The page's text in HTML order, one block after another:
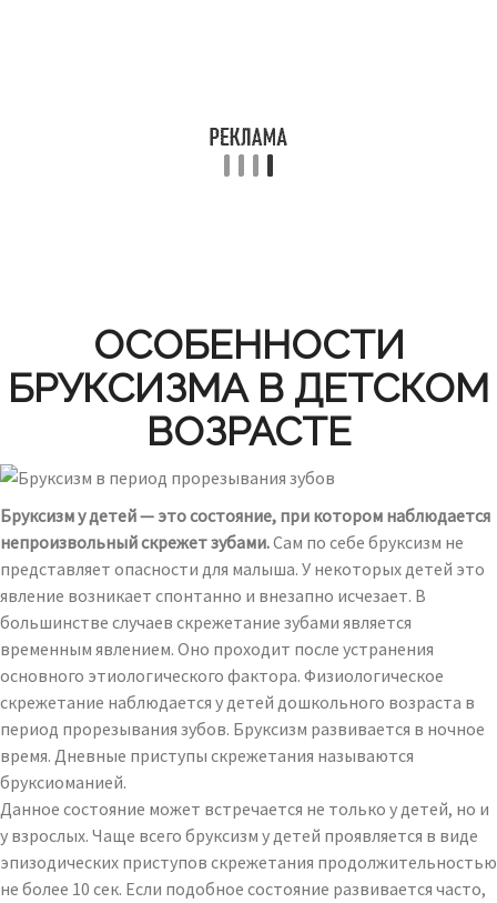
ОСОБЕННОСТИ
БРУКСИЗМА В ДЕТСКОМ
ВОЗРАСТЕ
Бруксизм у детей — это состояние, при котором наблюдается
непроизвольный скрежет зубами.Сам по себе бруксизм не
представляет опасности для малыша. У некоторых детей это
явление возникает спонтанно и внезапно исчезает. В
большинстве случаев скрежетание зубами является
временным явлением. Оно проходит после устранения
основного этиологического фактора. Физиологическое
скрежетание наблюдается у детей дошкольного возраста в
период прорезывания зубов. Бруксизм развивается в ночное
время. Дневные приступы скрежетания называются
бруксиоманией.
Данное состояние может встречается не только у детей, но и
у взрослых. Чаще всего бруксизм у детей проявляется в виде
эпизодических приступов скрежетания продолжительностью
не более 10 сек. Если подобное состояние развивается часто,